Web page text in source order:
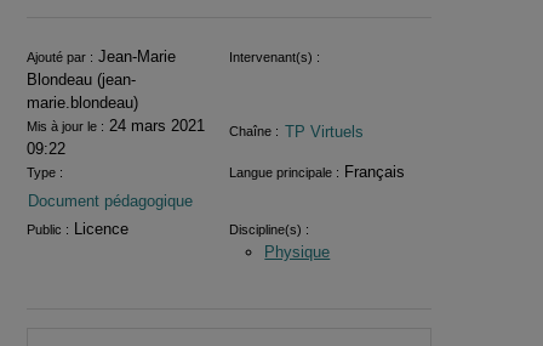
Informations
Ajouté par : Jean-Marie
Blondeau (jean-
marie.blondeau)
Intervenant(s) :
Mis à jour le : 24 mars 2021
09:22
Chaîne : TP Virtuels
Type :
Document pédagogique
Langue principale : Français
Public : Licence Discipline(s) :
Physique